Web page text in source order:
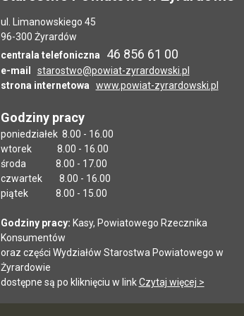
ul. Limanowskiego 45
96-300 Żyrardów
centrala telefoniczna
46 856 61 00
e-mail
starostwo@powiat-zyrardowski.pl
strona internetowa
www.powiat-zyrardowski.pl
Godziny pracy
poniedziałek 8.00 - 16.00
wtorek 8.00 - 16.00
środa 8.00 - 17.00
czwartek 8.00 - 16.00
piątek 8.00 - 15.00
Godziny pracy: Kasy, Powiatowego Rzecznika
Konsumentów
oraz części Wydziałów Starostwa Powiatowego w
Żyrardowie
dostępne są po kliknięciu w linkCzytaj więcej >